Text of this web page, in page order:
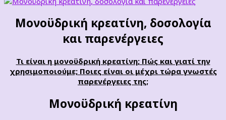
Μονοϋδρική κρεατίνη, δοσολογία
και παρενέργειες
Τι είναι η μονοϋδρική κρεατίνη; Πώς και γιατί την
χρησιμοποιούμε; Ποιες είναι οι μέχρι τώρα γνωστές
παρενέργειες της;
Μονοϋδρική κρεατίνη